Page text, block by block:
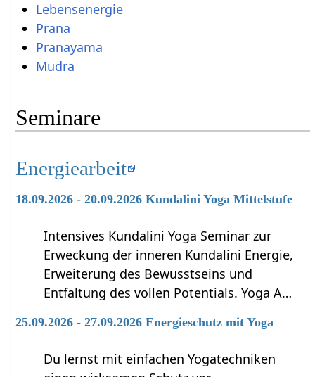
Lebensenergie
Prana
Pranayama
Mudra
Seminare
Energiearbeit
18.09.2026 - 20.09.2026 Kundalini Yoga Mittelstufe
Intensives Kundalini Yoga Seminar zur
Erweckung der inneren Kundalini Energie,
Erweiterung des Bewusstseins und
Entfaltung des vollen Potentials. Yoga A…
25.09.2026 - 27.09.2026 Energieschutz mit Yoga
Du lernst mit einfachen Yogatechniken